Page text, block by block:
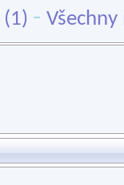
(1) -